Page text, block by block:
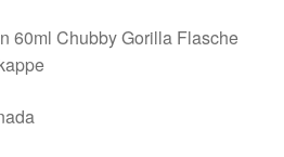
60ml Chubby Gorilla Flasche